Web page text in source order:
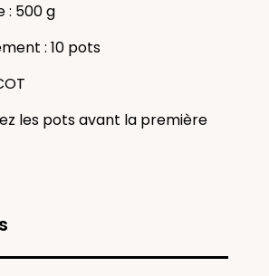
: 500 g
: 10 pots
les pots avant la première